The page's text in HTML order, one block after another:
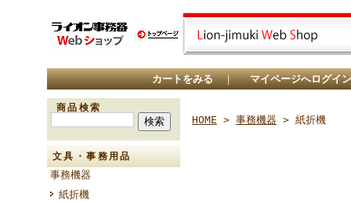
カートをみる ｜ マイページへログイン
商品検索
文具・事務用品
事務機器
紙折機
HOME > 事務機器 > 紙折機